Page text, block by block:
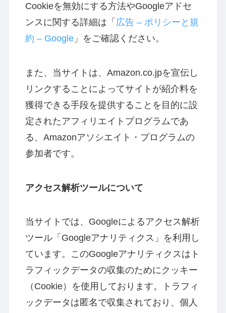
Cookieを無効にする方法やGoogleアドセ
ンスに関する詳細は「 広告 – ポリシーと規
約 – Google 」をご確認ください。
また、当サイトは、Amazon.co.jpを宣伝し
リンクすることによってサイトが紹介料を
獲得できる手段を提供することを目的に設
定されたアフィリエイトプログラムであ
る、Amazonアソシエイト・プログラムの
参加者です。
アクセス解析ツールについて
当サイトでは、Googleによるアクセス解析
ツール「Googleアナリティクス」を利用し
ています。このGoogleアナリティクスはト
ラフィックデータの収集のためにクッキー
（Cookie）を使用しております。トラフィ
ックデータは匿名で収集されており、個人